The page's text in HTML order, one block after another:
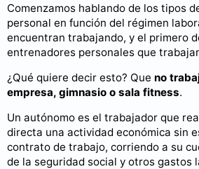
Comenzamos hablando de los tipos
personal en función del régimen
encuentran trabajando, y el primero
entrenadores personales que
¿Qué quiere decir esto? Que no
empresa, gimnasio o sala fitness.
Un autónomo es el trabajador que
directa una actividad económica sin
contrato de trabajo, corriendo a su
de la seguridad social y otros gastos